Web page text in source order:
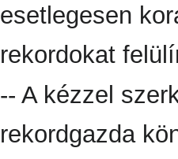
esetlegesen
rekordokat
-- A kézzel
rekordgazda